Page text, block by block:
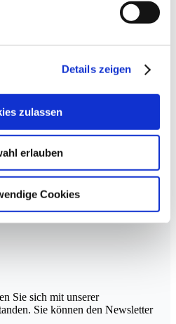
Details zeigen
zulassen
erlauben
Cookies
und Neuigkeiten mehr
Sie sich mit unserer
Sie können den Newsletter